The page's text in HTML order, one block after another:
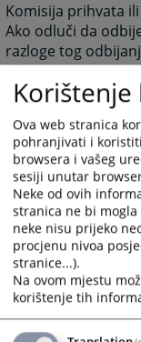
Komisija prihvata
Ako odluči da
razloge tog
Ako Komisija
je Komisija nakon
utvrdila da je
donošenja odluke
nemaju pravo
Ukoliko Komisija
stranke pokušale
disciplinskom
učinjeno od
postizanju
koje stranke u
protiv nje.
Korištenje
Ova web stranica
pohranjivati i
browsera i vašeg
sesiji unutar
Neke od ovih
stranica ne bi
neke nisu prijeko
procjenu nivoa
stranice...).
Na ovom mjestu
korištenje tih